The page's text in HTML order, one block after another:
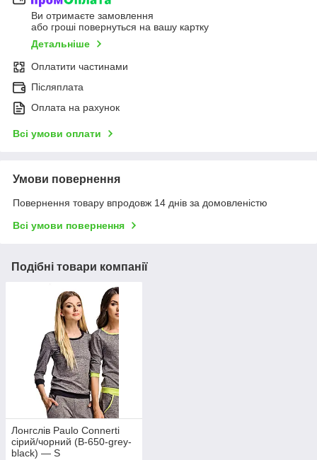
Ви отримаєте замовлення
або гроші повернуться на вашу картку
Детальніше
Оплатити частинами
Післяплата
Оплата на рахунок
Всі умови оплати
Умови повернення
Повернення товару впродовж 14 днів за домовленістю
Всі умови повернення
Подібні товари компанії
Лонгслів Paulo Connerti
сірий/чорний (B-650-grey-
black) — S